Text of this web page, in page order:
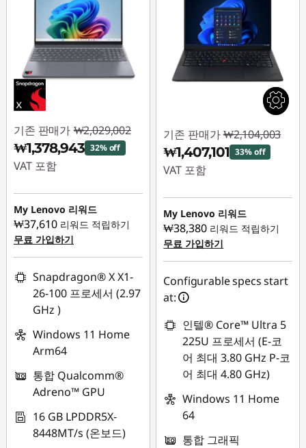
기존 판매가 ₩2,029,002
₩1,378,943 32% off
VAT 포함
즉시 할인: :-
₩650,059
My Lenovo 리워드
₩37,610 리워드 적립하기
무료 가입하기
Snapdragon® X X1-
26-100 프로세서 (2.97
GHz )
Windows 11 Home
Arm64
통합 Qualcomm®
Adreno™ GPU
16 GB LPDDR5X-
8448MT/s (온보드)
기존 판매가 ₩2,104,003
₩1,407,101 33% off
VAT 포함
즉시 할인: :-
₩696,902
My Lenovo 리워드
₩38,380 리워드 적립하기
무료 가입하기
Configurable specs start
at:
인텔® Core™ Ultra 5
225U 프로세서 (E-코
어 최대 3.80 GHz P-코
어 최대 4.80 GHz)
Windows 11 Home
64
통합 그래픽